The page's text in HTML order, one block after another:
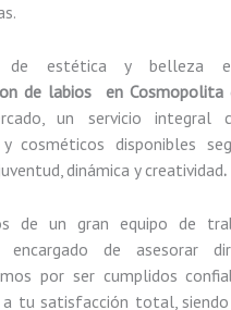
estética y belleza
de labios en Cosmopolita
un servicio integral
cosméticos disponibles
dinámica y creatividad.
de un gran equipo de
encargado de asesorar
por ser cumplidos
a tu satisfacción total,